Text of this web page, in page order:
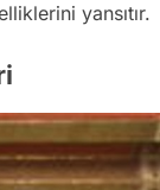
yansıtır.